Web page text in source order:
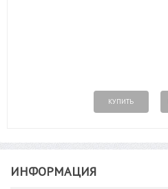
КУПИТЬ
ИНФОРМАЦИЯ